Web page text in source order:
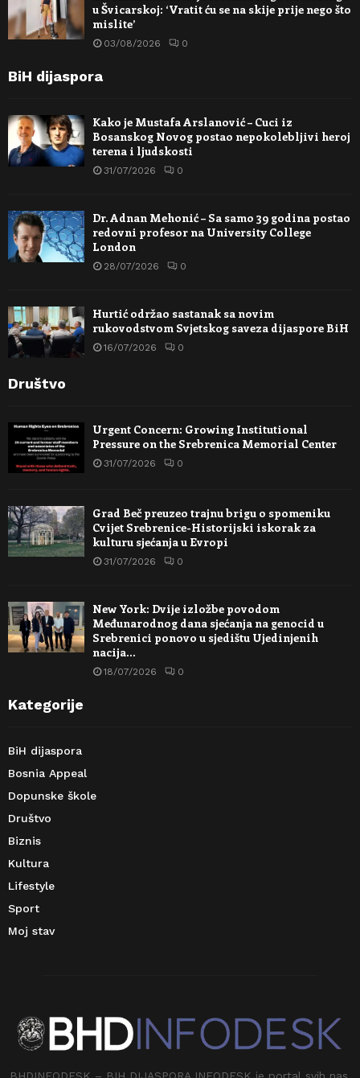
u Švicarskoj: ‘Vratit ću se na skije prije nego što
mislite’
03/08/2026 0
BiH dijaspora
Kako je Mustafa Arslanović – Cuci iz
Bosanskog Novog postao nepokolebljivi heroj
terena i ljudskosti
31/07/2026 0
Dr. Adnan Mehonić – Sa samo 39 godina postao
redovni profesor na University College
London
28/07/2026 0
Hurtić održao sastanak sa novim
rukovodstvom Svjetskog saveza dijaspore BiH
16/07/2026 0
Društvo
Urgent Concern: Growing Institutional
Pressure on the Srebrenica Memorial Center
31/07/2026 0
Grad Beč preuzeo trajnu brigu o spomeniku
Cvijet Srebrenice-Historijski iskorak za
kulturu sjećanja u Evropi
31/07/2026 0
New York: Dvije izložbe povodom
Međunarodnog dana sjećanja na genocid u
Srebrenici ponovo u sjedištu Ujedinjenih
nacija…
18/07/2026 0
Kategorije
BiH dijaspora
Bosnia Appeal
Dopunske škole
Društvo
Biznis
Kultura
Lifestyle
Sport
Moj stav